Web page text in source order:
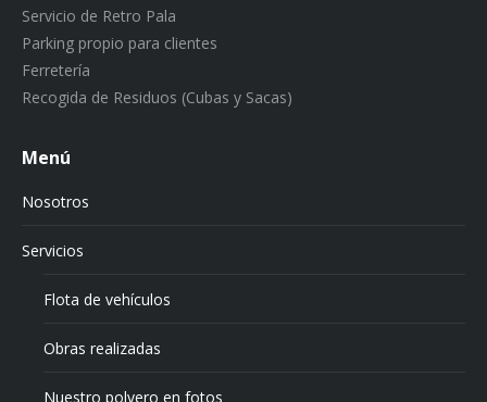
Servicio de Retro Pala
Parking propio para clientes
Ferretería
Recogida de Residuos (Cubas y Sacas)
Menú
Nosotros
Servicios
Flota de vehículos
Obras realizadas
Nuestro polvero en fotos